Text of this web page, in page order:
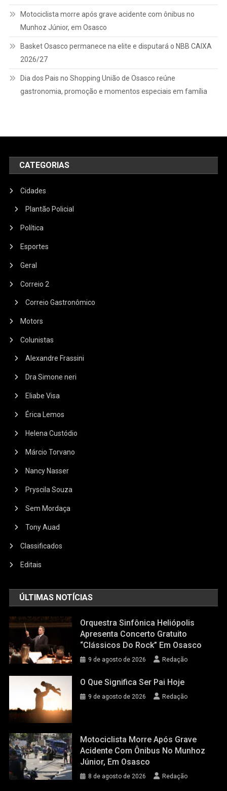
Motociclista morre após grave acidente com ônibus no
Munhoz Júnior, em Osasco
Basket Osasco permanece na elite e disputará o NBB CAIXA
2026/27
Dia dos Pais no Shopping União de Osasco reúne
gastronomia, promoção e momentos especiais em família
CATEGORIAS
Cidades
Plantão Policial
Política
Esportes
Geral
Correio 2
Correio Gastronômico
Motors
Colunistas
Alexandre Frassini
Dra Simone neri
Eliabe Visa
Érica Lemos
Helena Custódio
Márcio Torvano
Nancy Nasser
Pryscila Souza
Sem Mordaça
Tony Auad
Classificados
Editais
ÚLTIMAS NOTÍCIAS
Orquestra Sinfônica Heliópolis
Apresenta Concerto Gratuito
“Clássicos Do Rock” Em Osasco
9 de agosto de 2026 Redação
O Que Significa Ser Pai Hoje
9 de agosto de 2026 Redação
Motociclista Morre Após Grave
Acidente Com Ônibus No Munhoz
Júnior, Em Osasco
8 de agosto de 2026 Redação